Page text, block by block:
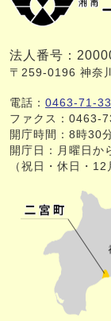
法人番号：
〒259-0196 神奈
電話： 0463-71-
ファクス：0463-
開庁時間：8時30
開庁日：月曜日か
（祝日・休日・